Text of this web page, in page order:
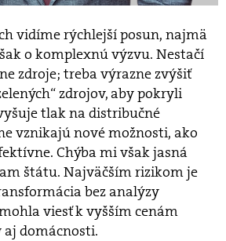
vidíme rýchlejší posun, najmä
o komplexnú výzvu. Nestačí
zdroje; treba výrazne zvýšiť
zdrojov, aby pokryli
tlak na distribučné
vznikajú nové možnosti, ako
Chýba mi však jasná
štátu. Najväčším rizikom je
bez analýzy
viesť k vyšším cenám
domácnosti.